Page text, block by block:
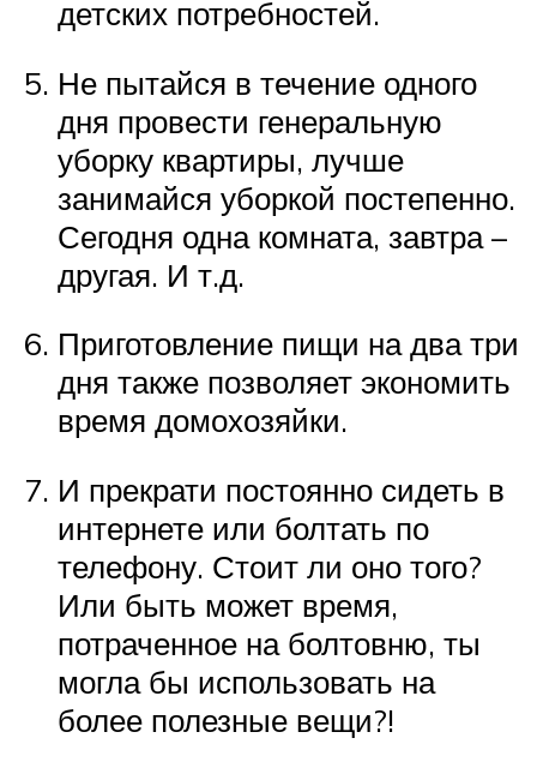
детских потребностей.
Не пытайся в течение одного
дня провести генеральную
уборку квартиры, лучше
занимайся уборкой постепенно.
Сегодня одна комната, завтра –
другая. И т.д.
Приготовление пищи на два три
дня также позволяет экономить
время домохозяйки.
И прекрати постоянно сидеть в
интернете или болтать по
телефону. Стоит ли оно того?
Или быть может время,
потраченное на болтовню, ты
могла бы использовать на
более полезные вещи?!